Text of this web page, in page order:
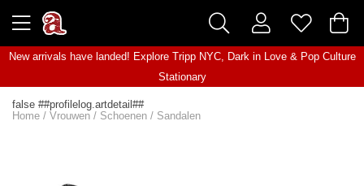
New arrivals have landed! Explore Tripp NYC, Dark in Love& Pop Culture
Stationary
false ##profilelog.artdetail##
Home / Vrouwen / Schoenen / Sandalen